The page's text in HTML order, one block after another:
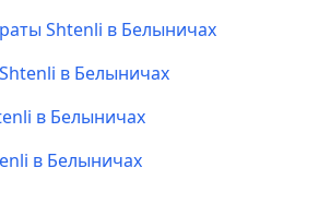
Shtenli в Белыничах
в Белыничах
в Белыничах
в Белыничах